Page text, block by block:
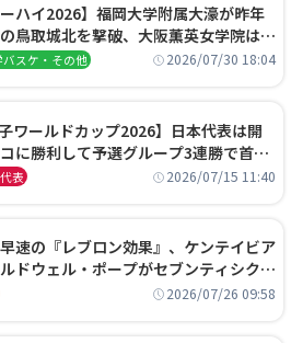
ーハイ2026】福岡大学附属大濠が昨年
鳥取城北を撃破、大阪薫英女学院は岐
勝、大会3日目試合結果
スケ・その他 2026/07/30 18:04
子ワールドカップ2026】日本代表は開
に勝利して予選グループ3連勝で首位
決勝の相手はエジプトに決定
表 2026/07/15 11:40
早速の『レブロン効果』、ケンテイビア
ドウェル・ポープがセブンティシクサ
約で加入
2026/07/26 09:58